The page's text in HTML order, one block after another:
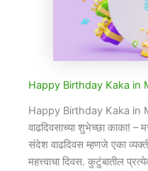
Happy Birthday Kaka in
Happy Birthday Kaka in
वाढदिवसाच्या शुभेच्छा काका! –
संदेश वाढदिवस म्हणजे एका
महत्त्वाचा दिवस. कुटुंबातील